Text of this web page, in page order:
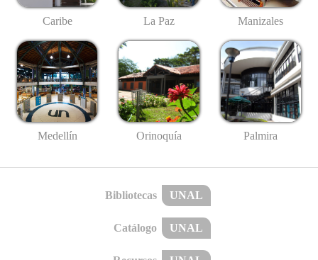
Caribe La Paz Manizales
Medellín Orinoquía Palmira
Bibliotecas UNAL
Catálogo UNAL